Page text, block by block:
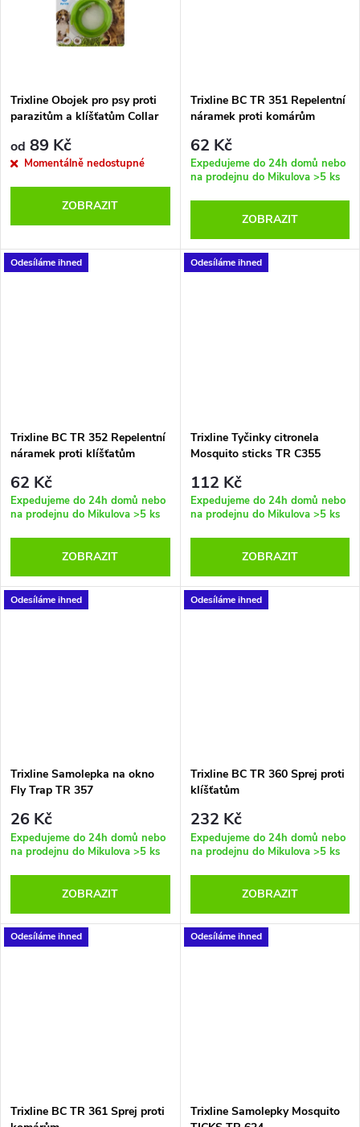
Trixline Obojek pro psy proti
parazitům a klíšťatům Collar
od 89 Kč
Momentálně nedostupné
ZOBRAZIT
Trixline BC TR 351 Repelentní
náramek proti komárům
62 Kč
Expedujeme do 24h domů nebo
na prodejnu do Mikulova >5 ks
ZOBRAZIT
Odesíláme ihned
Trixline BC TR 352 Repelentní
náramek proti klíšťatům
62 Kč
Expedujeme do 24h domů nebo
na prodejnu do Mikulova >5 ks
ZOBRAZIT
Odesíláme ihned
Trixline Tyčinky citronela
Mosquito sticks TR C355
112 Kč
Expedujeme do 24h domů nebo
na prodejnu do Mikulova >5 ks
ZOBRAZIT
Odesíláme ihned
Trixline Samolepka na okno
Fly Trap TR 357
26 Kč
Expedujeme do 24h domů nebo
na prodejnu do Mikulova >5 ks
ZOBRAZIT
Odesíláme ihned
Trixline BC TR 360 Sprej proti
klíšťatům
232 Kč
Expedujeme do 24h domů nebo
na prodejnu do Mikulova >5 ks
ZOBRAZIT
Odesíláme ihned
Trixline BC TR 361 Sprej proti
Odesíláme ihned
Trixline Samolepky Mosquito